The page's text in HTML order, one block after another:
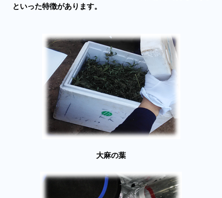
といった特徴があります。
大麻の葉